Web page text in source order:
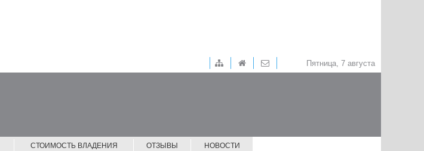
Пятница, 7 августа
СТОИМОСТЬ ВЛАДЕНИЯ ОТЗЫВЫ НОВОСТИ